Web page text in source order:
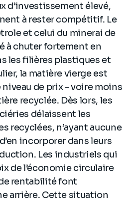
d’investissement élevé,
à rester compétitif. Le
et celui du minerai de
à chuter fortement en
les filières plastiques et
la matière vierge est
de prix – voire moins
recyclée. Dès lors, les
délaissent les
recyclées, n’ayant aucune
incorporer dans leurs
Les industriels qui
de l’économie circulaire
rentabilité font
arrière. Cette situation